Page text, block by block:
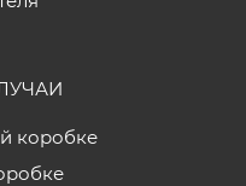
коробке